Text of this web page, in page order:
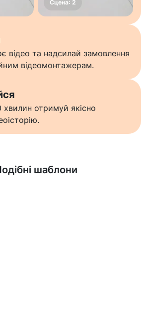
відео та надсилай замовлення
відеомонтажерам.
отримуй якісно
шаблони
Дізнатися більше